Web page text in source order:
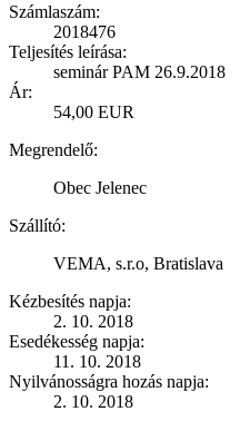
Számlaszám:
2018476
Teljesítés leírása:
seminár PAM 26.9.2018
Ár:
54,00 EUR
Megrendelő:
Obec Jelenec
Szállító:
VEMA, s.r.o, Bratislava
Kézbesítés napja:
2. 10. 2018
Esedékesség napja:
11. 10. 2018
Nyilvánosságra hozás napja:
2. 10. 2018